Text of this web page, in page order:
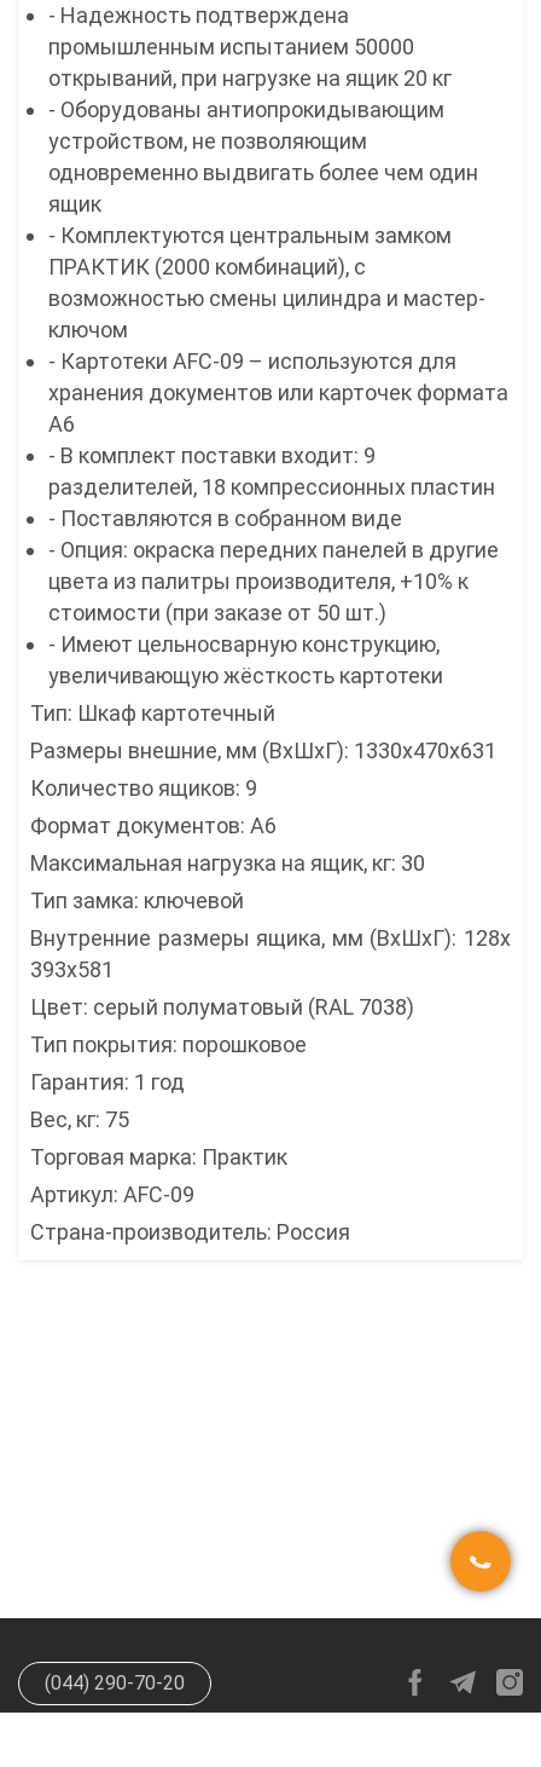
- Надежность подтверждена
промышленным испытанием 50000
открываний, при нагрузке на ящик 20 кг
- Оборудованы антиопрокидывающим
устройством, не позволяющим
одновременно выдвигать более чем один
ящик
- Комплектуются центральным замком
ПРАКТИК (2000 комбинаций), с
возможностью смены цилиндра и мастер-
ключом
- Картотеки AFC-09 – используются для
хранения документов или карточек формата
А6
- В комплект поставки входит: 9
разделителей, 18 компрессионных пластин
- Поставляются в собранном виде
- Опция: окраска передних панелей в другие
цвета из палитры производителя, +10% к
стоимости (при заказе от 50 шт.)
- Имеют цельносварную конструкцию,
увеличивающую жёсткость картотеки
Тип: Шкаф картотечный
Размеры внешние, мм (ВхШхГ): 1330x470x631
Количество ящиков: 9
Формат документов: A6
Максимальная нагрузка на ящик, кг: 30
Тип замка: ключевой
Внутренние размеры ящика, мм (ВхШхГ): 128х
393х581
Цвет: серый полуматовый (RAL 7038)
Тип покрытия: порошковое
Гарантия: 1 год
Вес, кг: 75
Торговая марка: Практик
Артикул: AFC-09
Страна-производитель: Россия
(044) 290-70-20